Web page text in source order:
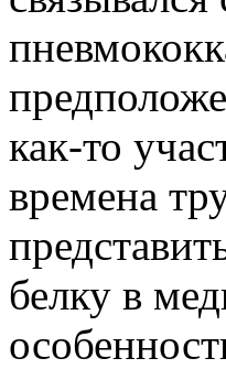
как-то
времена
белку в